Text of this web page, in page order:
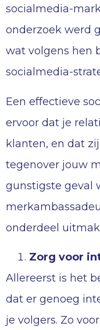
socialmedia-
onderzoek werd
wat volgens hen
socialmedia-
Een effectieve
ervoor dat je
klanten, en dat
tegenover jouw
gunstigste geval
onderdeel
Zorg voor
Allereerst is het
dat er genoeg
je volgers. Zo